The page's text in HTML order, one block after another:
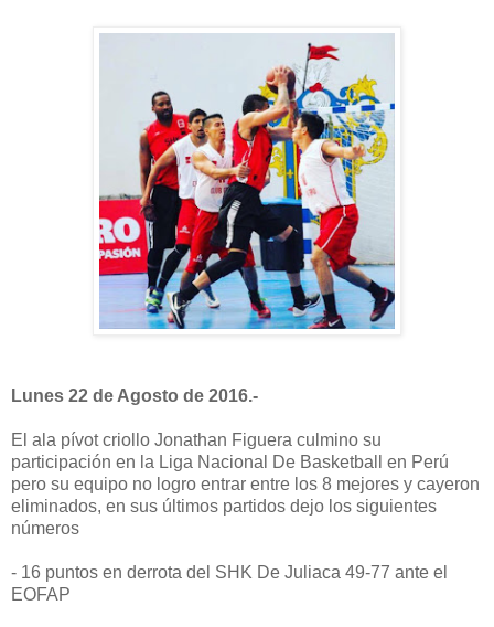
Lunes 22 de Agosto de 2016.-
El ala pívot criollo Jonathan Figuera culmino su
participación en la Liga Nacional De Basketball en Perú
pero su equipo no logro entrar entre los 8 mejores y cayeron
eliminados, en sus últimos partidos dejo los siguientes
números
- 16 puntos en derrota del SHK De Juliaca 49-77 ante el
EOFAP